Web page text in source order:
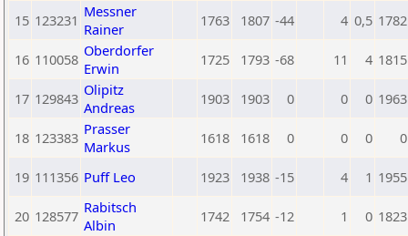
15 123231 Messner
Rainer
1763 1807 -44 4 0,5 1782
16 110058 Oberdorfer
Erwin
1725 1793 -68 11 4 1815
17 129843 Olipitz
Andreas
1903 1903 0 0 0 1963
18 123383 Prasser
Markus
1618 1618 0 0 0 0
19 111356 Puff Leo 1923 1938 -15 4 1 1955
20 128577 Rabitsch
Albin
1742 1754 -12 1 0 1823